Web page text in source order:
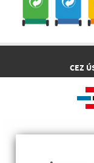
CEZ